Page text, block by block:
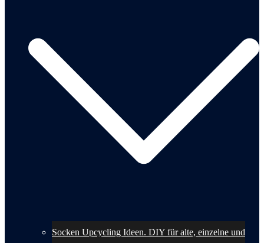
Socken Upcycling Ideen. DIY für alte, einzelne und